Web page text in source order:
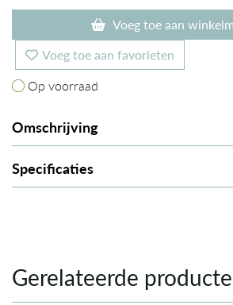
Voeg toe aan
Voeg toe aan favorieten
Op voorraad
Op voorraad
Omschrijving
Specificaties
Gerelateerde